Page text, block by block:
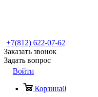
+7(812) 622-07-62
Заказать звонок
Задать вопрос
Войти
Корзина0